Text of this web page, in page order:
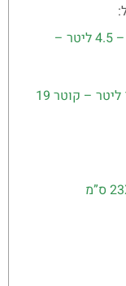
סיר פויקה לבישול מברזל יצוק עם מכסה – 4.5 ליטר –
סיר בישול והרתחה עם ידית ומכסה – 1.6 ליטר – קוטר 19